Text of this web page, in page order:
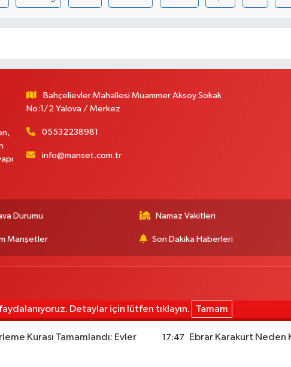
Bahçelievler.Mahallesi Muammer Aksoy Sokak
No:1/2 Yalova / Merkez
05532238981
info@manset.com.tr
Durumu Namaz Vakitleri
Manşetler Son Dakika Haberleri
Detaylar için lütfen tıklayın. Tamam
Kurası Tamamlandı: Evler
17:47 Ebrar Karakurt Neden